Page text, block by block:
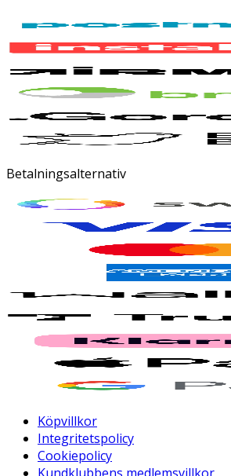
Betalningsalternativ
Köpvillkor
Integritetspolicy
Cookiepolicy
Kundklubbens medlemsvillkor